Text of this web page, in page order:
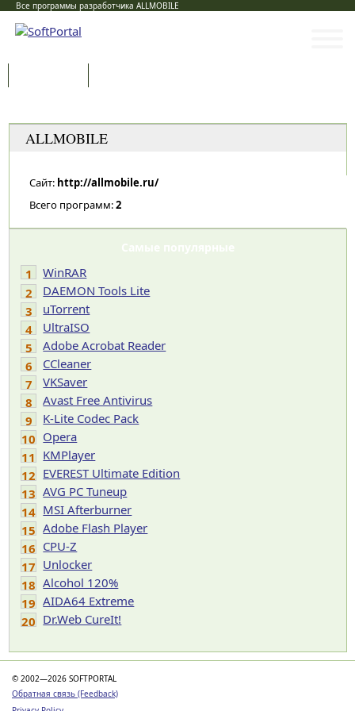
Все программы разработчика ALLMOBILE
ALLMOBILE
Сайт: http://allmobile.ru/
Всего программ:2
Самые популярные
1
WinRAR
2
DAEMON Tools Lite
3
uTorrent
4
UltraISO
5
Adobe Acrobat Reader
6
CCleaner
7
VKSaver
8
Avast Free Antivirus
9
K-Lite Codec Pack
10 Opera
11 KMPlayer
12 EVEREST Ultimate Edition
13 AVG PC Tuneup
14 MSI Afterburner
15 Adobe Flash Player
16 CPU-Z
17 Unlocker
18 Alcohol 120%
19 AIDA64 Extreme
20 Dr.Web CureIt!
© 2002—2026 SOFTPORTAL
Обратная связь (Feedback)